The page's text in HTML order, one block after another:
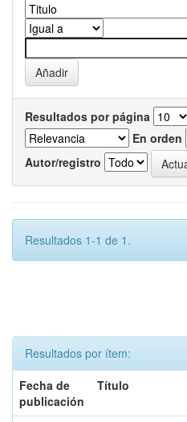
Resultados por página
En orden
Autor/registro
Resultados 1-1 de 1.
Resultados por ítem:
Fecha de
publicación
Título